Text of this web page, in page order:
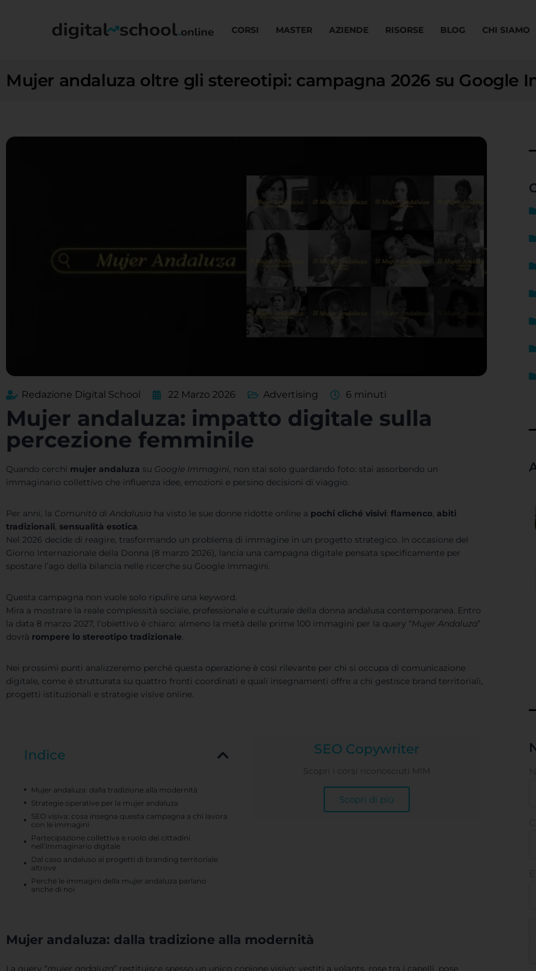
CORSI MASTER AZIENDE RISORSE BLOG CHI SIAMO
Mujer andaluza oltre gli stereotipi: campagna 2026 su Google
Redazione Digital School 22 Marzo 2026 Advertising 6 minuti
Mujer andaluza: impatto digitale sulla
percezione femminile
Quando cerchi mujer andaluza su Google Immagini, non stai solo guardando foto: stai assorbendo un
immaginario collettivo che influenza idee, emozioni e persino decisioni di viaggio.
Per anni, la Comunità di Andalusia ha visto le sue donne ridotte online a pochi cliché visivi: flamenco, abiti
tradizionali, sensualità esotica.
Nel 2026 decide di reagire, trasformando un problema di immagine in un progetto strategico. In occasione del
Giorno Internazionale della Donna (8 marzo 2026), lancia una campagna digitale pensata specificamente per
spostare l’ago della bilancia nelle ricerche su Google Immagini.
Questa campagna non vuole solo ripulire una keyword.
Mira a mostrare la reale complessità sociale, professionale e culturale della donna andalusa contemporanea. Entro
la data 8 marzo 2027, l’obiettivo è chiaro: almeno la metà delle prime 100 immagini per la query “Mujer Andaluza”
dovrà rompere lo stereotipo tradizionale.
Nei prossimi punti analizzeremo perché questa operazione è così rilevante per chi si occupa di comunicazione
digitale, come è strutturata su quattro fronti coordinati e quali insegnamenti offre a chi gestisce brand territoriali,
progetti istituzionali e strategie visive online.
Indice
Mujer andaluza: dalla tradizione alla modernità
Strategie operative per la mujer andaluza
SEO visiva: cosa insegna questa campagna a chi lavora
con le immagini
Partecipazione collettiva e ruolo dei cittadini
nell’immaginario digitale
Dal caso andaluso ai progetti di branding territoriale
altrove
Perché le immagini della mujer andaluza parlano
anche di noi
SEO Copywriter
Scopri i corsi riconosciuti MIM
Scopri di più
Mujer andaluza: dalla tradizione alla modernità
La query “mujer andaluza” restituisce spesso un unico copione visivo: vestiti a volants, rose tra i capelli, pose